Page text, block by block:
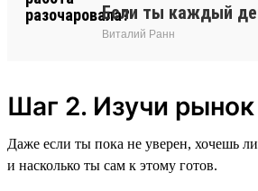
Если ты каждый
Виталий Ранн
Шаг 2. Изучи рынок
Даже если ты пока не уверен, хочешь ли
и насколько ты сам к этому готов.